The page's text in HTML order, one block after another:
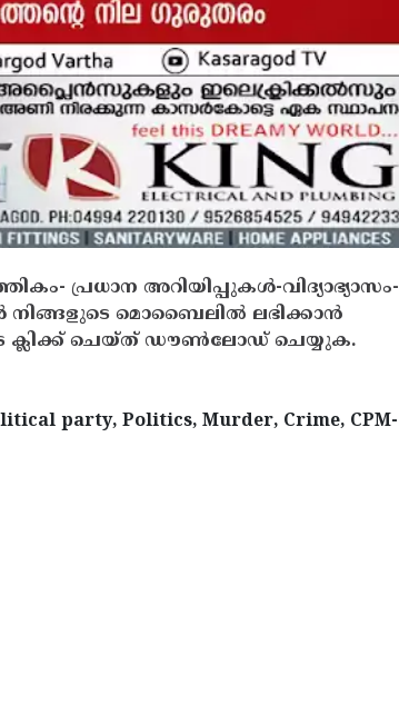
പ്രധാന അറിയിപ്പുകൾ-വിദ്യാഭ്യാസം-
നിങ്ങളുടെ മൊബൈലിൽ ലഭിക്കാൻ
ചെയ്ത് ഡൗൺലോഡ് ചെയ്യുക.
party, Politics, Murder, Crime, CPM-